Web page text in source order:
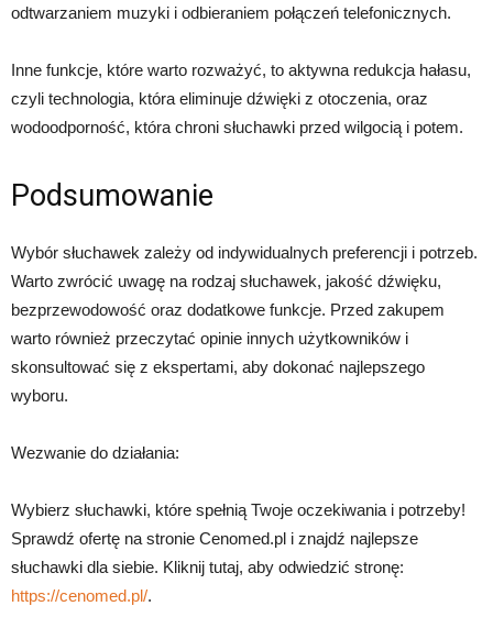
odtwarzaniem muzyki i odbieraniem połączeń telefonicznych.
Inne funkcje, które warto rozważyć, to aktywna redukcja hałasu,
czyli technologia, która eliminuje dźwięki z otoczenia, oraz
wodoodporność, która chroni słuchawki przed wilgocią i potem.
Podsumowanie
Wybór słuchawek zależy od indywidualnych preferencji i potrzeb.
Warto zwrócić uwagę na rodzaj słuchawek, jakość dźwięku,
bezprzewodowość oraz dodatkowe funkcje. Przed zakupem
warto również przeczytać opinie innych użytkowników i
skonsultować się z ekspertami, aby dokonać najlepszego
wyboru.
Wezwanie do działania:
Wybierz słuchawki, które spełnią Twoje oczekiwania i potrzeby!
Sprawdź ofertę na stronie Cenomed.pl i znajdź najlepsze
słuchawki dla siebie. Kliknij tutaj, aby odwiedzić stronę:
https://cenomed.pl/.